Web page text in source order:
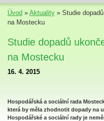
Úvod » Aktuality » Studie
na Mostecku
Studie dopadů
na Mostecku
16. 4. 2015
Hospodářská a sociální rada
která by měla zhodnotit dopady na
Hospodářské a sociální rady je